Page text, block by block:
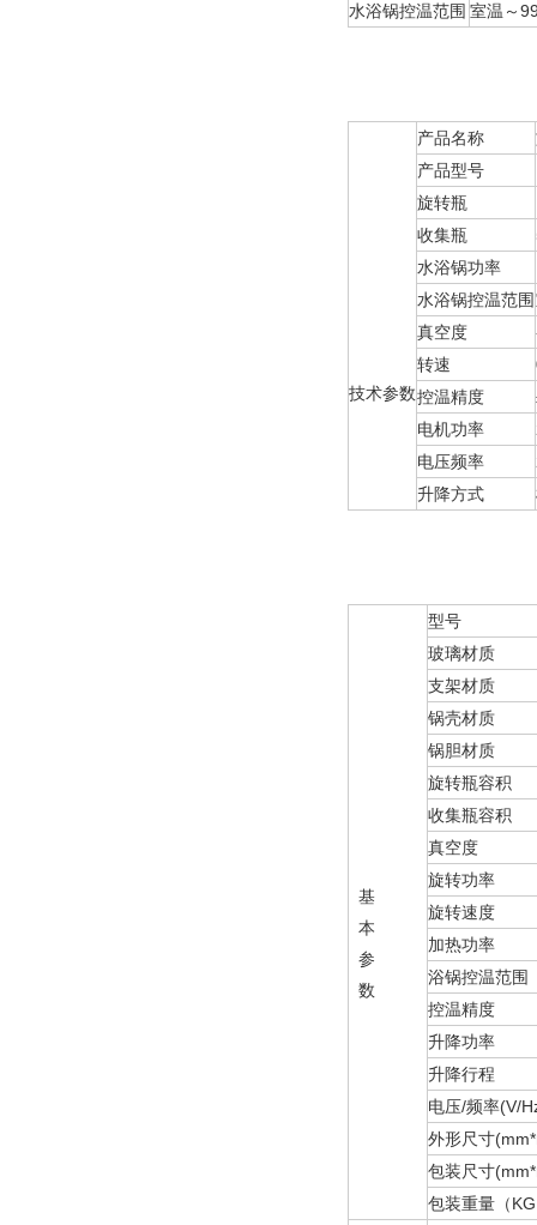
水浴锅控温范围 室温～
技术参数
产品名称
产品型号
旋转瓶
收集瓶
水浴锅功率
水浴锅控温范围
真空度
转速
控温精度
电机功率
电压频率
升降方式
基
本
参
数
型号
玻璃材质
支架材质
锅壳材质
锅胆材质
旋转瓶容积
收集瓶容积
真空度
旋转功率
旋转速度
加热功率
浴锅控温范围
控温精度
升降功率
升降行程
电压/频率(V/
外形尺寸
包装尺寸
包装重量（